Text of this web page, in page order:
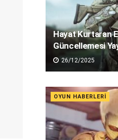
Hayat Kurtaran
Güncellemesi
26/12/2025
OYUN HABERLERI